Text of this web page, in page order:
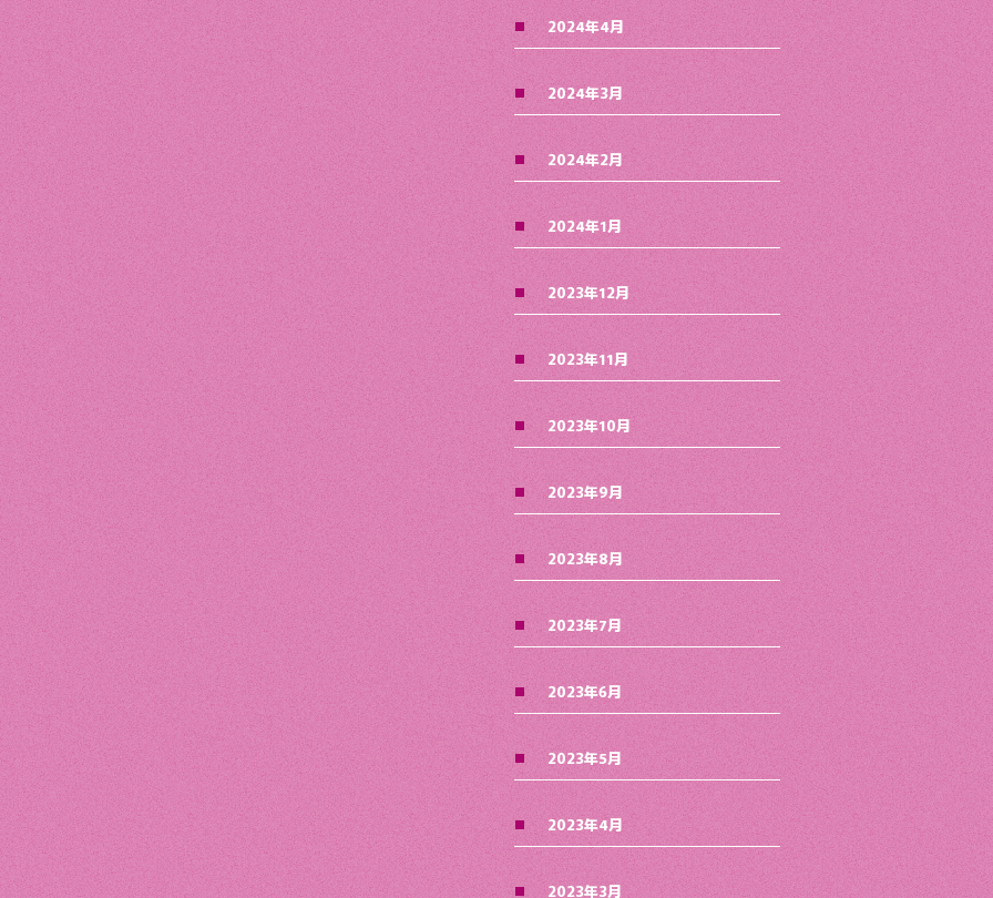
2024年4月
2024年3月
2024年2月
2024年1月
2023年12月
2023年11月
2023年10月
2023年9月
2023年8月
2023年7月
2023年6月
2023年5月
2023年4月
2023年3月